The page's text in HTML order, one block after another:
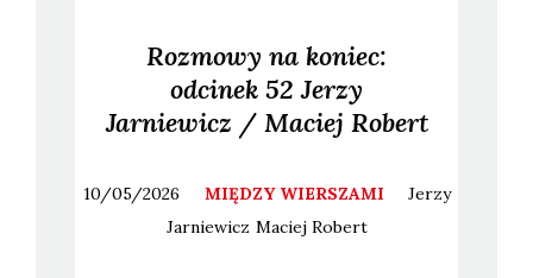
Rozmowy na koniec:
odcinek 52 Jerzy
Jarniewicz / Maciej Robert
10/05/2026 MIĘDZY WIERSZAMI
Jerzy
Jarniewicz Maciej Robert